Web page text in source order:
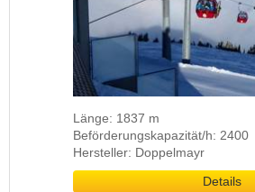
Länge: 1837 m
Beförderungskapazität/h: 2400
Hersteller: Doppelmayr
Details